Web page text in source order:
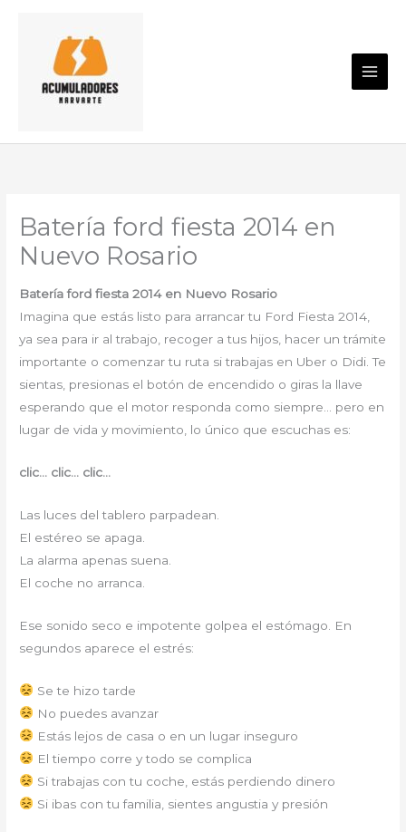
contenido
Batería ford fiesta 2014 en
Nuevo Rosario
Batería ford fiesta 2014 en Nuevo Rosario
Imagina que estás listo para arrancar tu Ford Fiesta 2014,
ya sea para ir al trabajo, recoger a tus hijos, hacer un trámite
importante o comenzar tu ruta si trabajas en Uber o Didi. Te
sientas, presionas el botón de encendido o giras la llave
esperando que el motor responda como siempre… pero en
lugar de vida y movimiento, lo único que escuchas es:
clic… clic… clic…
Las luces del tablero parpadean.
El estéreo se apaga.
La alarma apenas suena.
El coche no arranca.
Ese sonido seco e impotente golpea el estómago. En
segundos aparece el estrés:
Se te hizo tarde
No puedes avanzar
Estás lejos de casa o en un lugar inseguro
El tiempo corre y todo se complica
Si trabajas con tu coche, estás perdiendo dinero
Si ibas con tu familia, sientes angustia y presión